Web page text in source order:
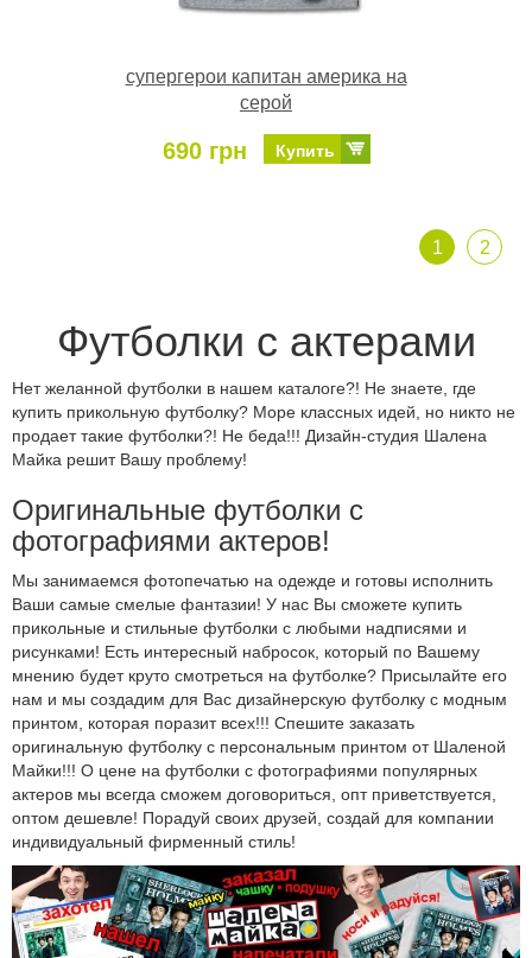
супергерои капитан америка на
серой
690 грн Купить
1 2
Футболки с актерами
Нет желанной футболки в нашем каталоге?! Не знаете, где
купить прикольную футболку? Море классных идей, но никто не
продает такие футболки?! Не беда!!! Дизайн-студия Шалена
Майка решит Вашу проблему!
Оригинальные футболки с
фотографиями актеров!
Мы занимаемся фотопечатью на одежде и готовы исполнить
Ваши самые смелые фантазии! У нас Вы сможете купить
прикольные и стильные футболки с любыми надписями и
рисунками! Есть интересный набросок, который по Вашему
мнению будет круто смотреться на футболке? Присылайте его
нам и мы создадим для Вас дизайнерскую футболку с модным
принтом, которая поразит всех!!! Спешите заказать
оригинальную футболку с персональным принтом от Шаленой
Майки!!! О цене на футболки с фотографиями популярных
актеров мы всегда сможем договориться, опт приветствуется,
оптом дешевле! Порадуй своих друзей, создай для компании
индивидуальный фирменный стиль!